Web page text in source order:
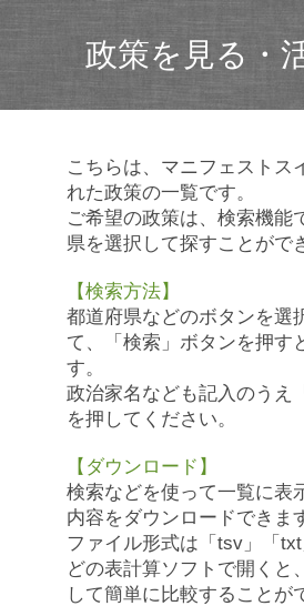
政策を見る・
こちらは、マニフェストス
れた政策の一覧です。
ご希望の政策は、検索機能
県を選択して探すことがで
【検索方法】
都道府県などのボタンを選
て、「検索」ボタンを押す
す。
政治家名なども記入のうえ
を押してください。
【ダウンロード】
検索などを使って一覧に表
内容をダウンロードできま
ファイル形式は「tsv」「
どの表計算ソフトで開くと
して簡単に比較することが